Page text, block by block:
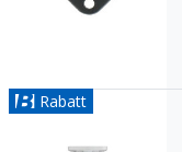
Rabatt